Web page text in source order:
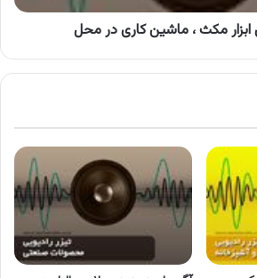
مکث ، ماشین کاری در محل